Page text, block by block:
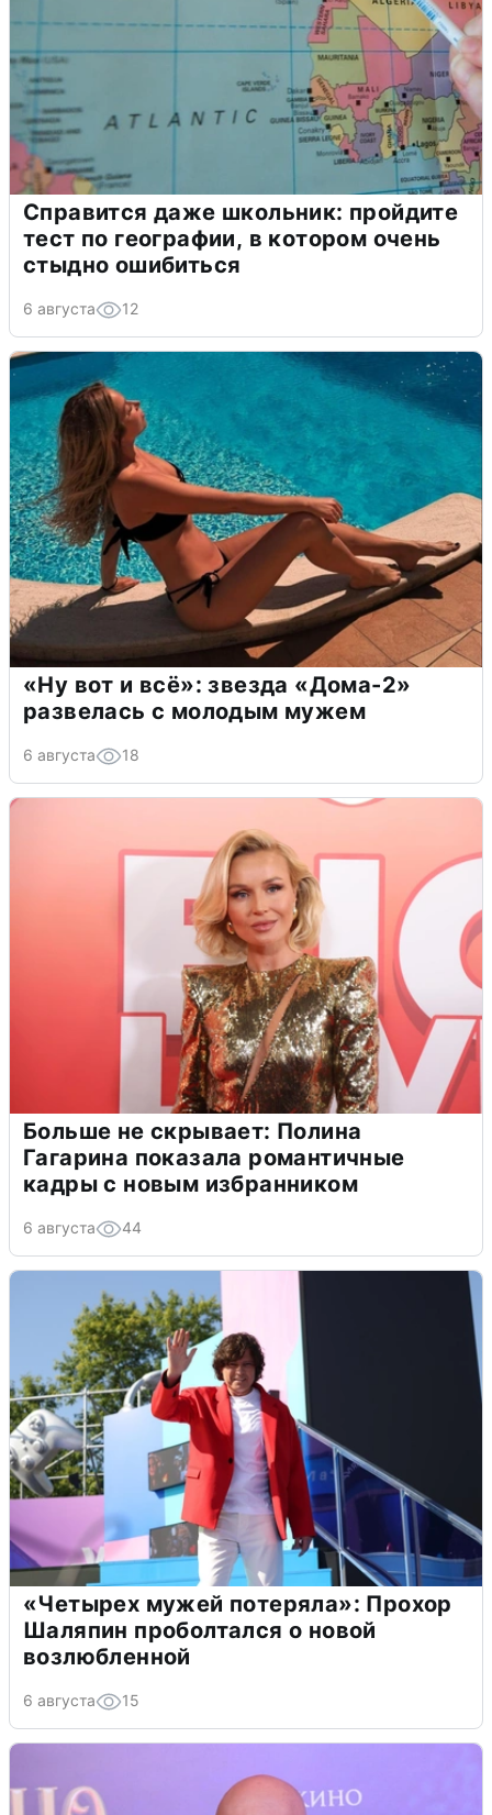
Справится даже школьник: пройдите
тест по географии, в котором очень
стыдно ошибиться
6 августа 12
«Ну вот и всё»: звезда «Дома-2»
развелась с молодым мужем
6 августа 18
Больше не скрывает: Полина
Гагарина показала романтичные
кадры с новым избранником
6 августа 44
«Четырех мужей потеряла»: Прохор
Шаляпин проболтался о новой
возлюбленной
6 августа 15